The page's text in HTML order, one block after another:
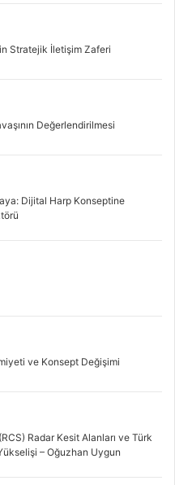
Stratejik İletişim Zaferi
Değerlendirilmesi
Dijital Harp Konseptine
ve Konsept Değişimi
Radar Kesit Alanları ve Türk
– Oğuzhan Uygun